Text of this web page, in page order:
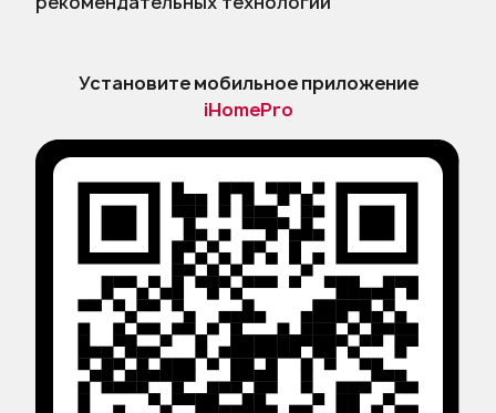
Установите мобильное приложение
iHomePro